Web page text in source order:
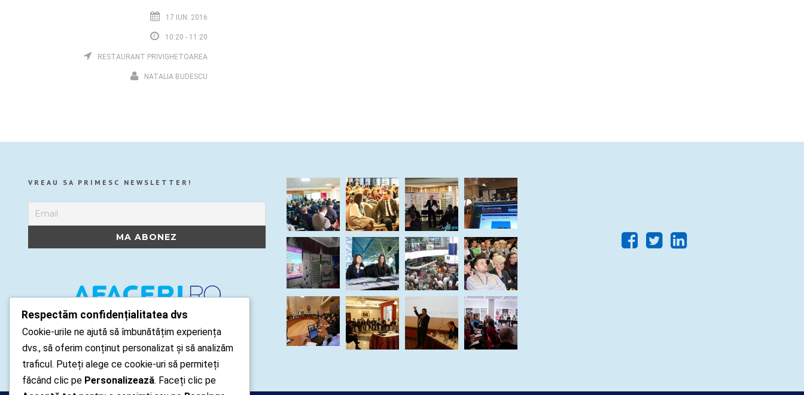
17 IUN. 2016
10:20 - 11:20
RESTAURANT PRIVIGHETOAREA
NATALIA BUDESCU
VREAU SA PRIMESC NEWSLETTER!
Respectăm confidențialitatea dvs
Cookie-urile ne ajută să îmbunătățim experiența
dvs., să oferim conținut personalizat și să analizăm
traficul. Puteți alege ce cookie-uri să permiteți
făcând clic pe Personalizează. Faceți clic pe